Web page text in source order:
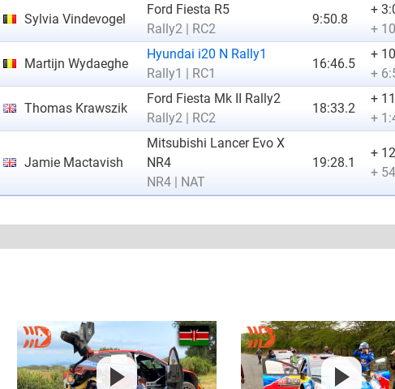
Sylvia Vindevogel
Ford Fiesta R5
Rally2 | RC2
9:50.8
+
+
Martijn Wydaeghe
Hyundai i20 N Rally1
Rally1 | RC1
16:46.5
+
+
Thomas Krawszik
Ford Fiesta Mk II Rally2
Rally2 | RC2
18:33.2
+
+
Jamie Mactavish
Mitsubishi Lancer Evo X
NR4
NR4 | NAT
19:28.1
+
+